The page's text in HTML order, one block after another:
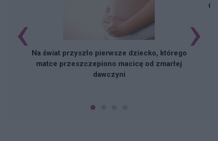
Na świat przyszło pierwsze dziecko, którego
matce przeszczepiono macicę od zmarłej
dawczyni
‹ ›